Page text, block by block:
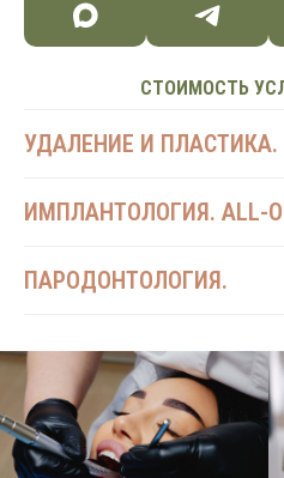
СТОИМОСТЬ
УДАЛЕНИЕ И ПЛАСТИКА.
ИМПЛАНТОЛОГИЯ. ALL-
ПАРОДОНТОЛОГИЯ.